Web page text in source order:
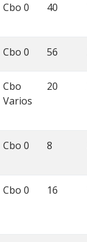
Cbo 0 40
Cbo 0 56
Cbo
Varios
20
Cbo 0 8
Cbo 0 16